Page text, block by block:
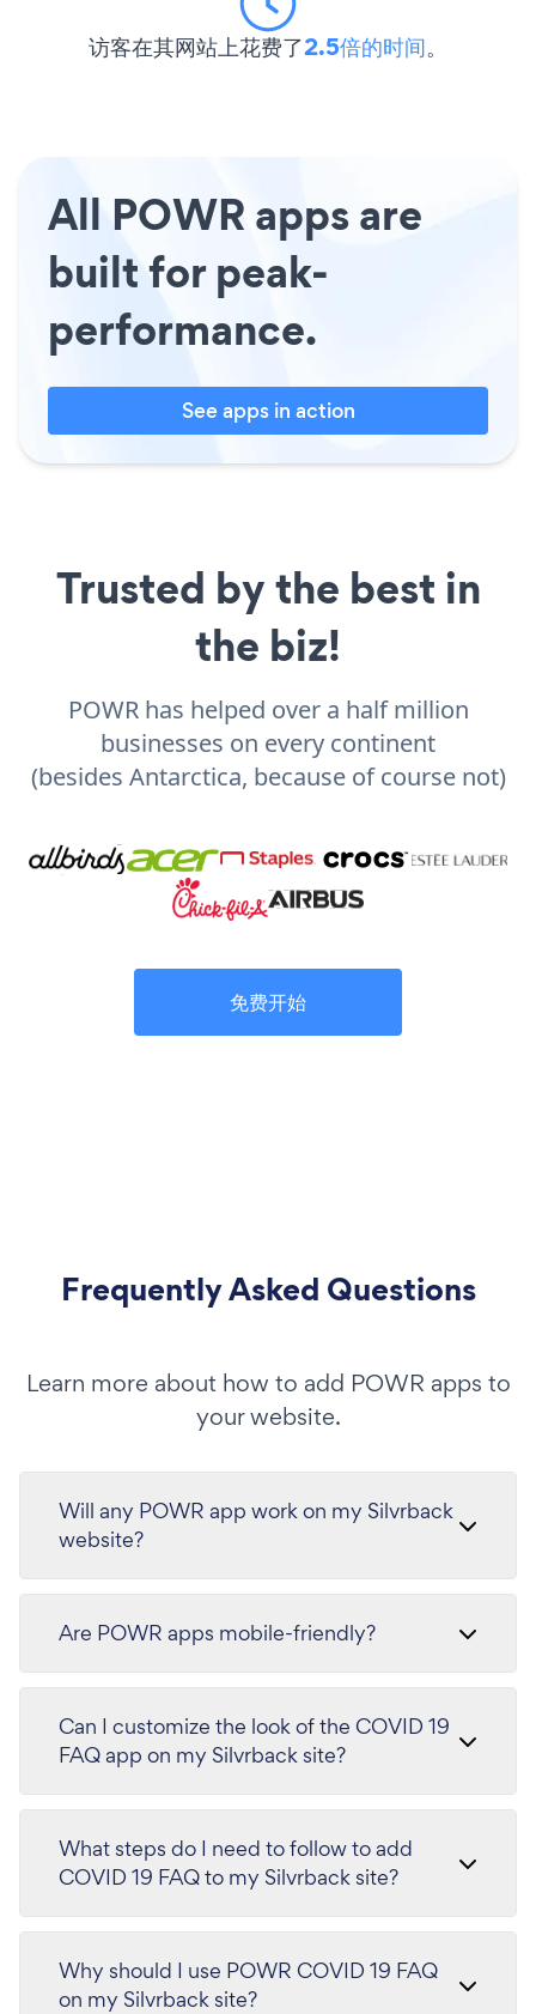
访客在其网站上花费了2.5倍的时间。
All POWR apps are
built for peak-
performance.
See apps in action
Trusted by the best in
the biz!
POWR has helped over a half million
businesses on every continent
(besides Antarctica, because of course not)
免费开始
Frequently Asked Questions
Learn more about how to add POWR apps to
your website.
Will any POWR app work on my Silvrback
website?
Are POWR apps mobile-friendly?
Can I customize the look of the COVID 19
FAQ app on my Silvrback site?
What steps do I need to follow to add
COVID 19 FAQ to my Silvrback site?
Why should I use POWR COVID 19 FAQ
on my Silvrback site?